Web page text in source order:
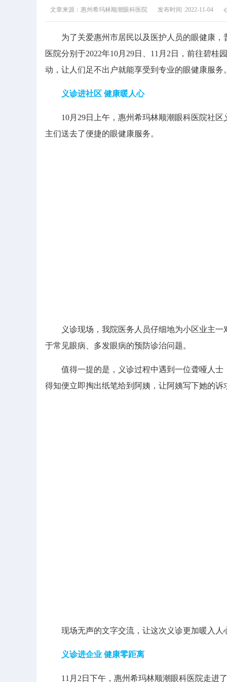
文章来源：惠州希玛林顺潮眼科医院 发布时间 :2022-11-04
为了关爱惠州市居民以及医护人员的眼健康，
医院分别于2022年10月29日、11月2日，前往碧
动，让人们足不出户就能享受到专业的眼健康服务
义诊进社区 健康暖人心
10月29日上午，惠州希玛林顺潮眼科医院社区
主们送去了便捷的眼健康服务。
义诊现场，我院医务人员仔细地为小区业主一
于常见眼病、多发眼病的预防诊治问题。
值得一提的是，义诊过程中遇到一位聋哑人士
得知便立即掏出纸笔给到阿姨，让阿姨写下她的诉
现场无声的文字交流，让这次义诊更加暖入人
义诊进企业 健康零距离
11月2日下午，惠州希玛林顺潮眼科医院走进了